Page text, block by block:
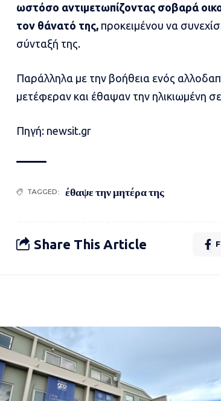
ωστόσο αντιμετωπίζοντας σοβαρά
τον θάνατό της,προκειμένου να
σύνταξή της.
Παράλληλα με την βοήθεια ενός
μετέφεραν και έθαψαν την ηλικιωμένη
Πηγή: newsit.gr
TAGGED: έθαψε την μητέρα της
Share This Article